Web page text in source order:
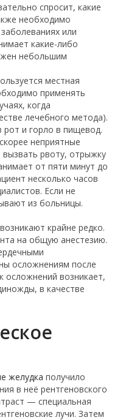
спросит, какие
необходимо
или
какие-либо
небольшим
местная
применять
когда
лечебного метода).
рот и горло в пищевод.
неприятные
рвоту, отрыжку
от пяти минут до
несколько часов
Если не
из больницы.
крайне редко.
на общую анестезию.
осложнениям после
осложнений возникает,
в качестве
желудка получило
в неё рентгеновского
— специальная
лучи. Затем